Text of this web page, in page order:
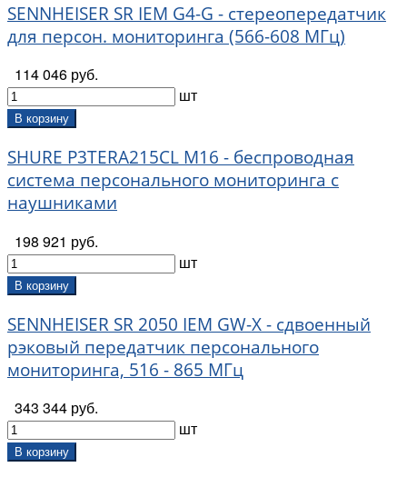
SENNHEISER SR IEM G4-G - стереопередатчик
для персон. мониторинга (566-608 МГц)
114 046 руб.
шт
В корзину
SHURE P3TERA215CL M16 - беспроводная
система персонального мониторинга с
наушниками
198 921 руб.
шт
В корзину
SENNHEISER SR 2050 IEM GW-X - сдвоенный
рэковый передатчик персонального
мониторинга, 516 - 865 МГц
343 344 руб.
шт
В корзину